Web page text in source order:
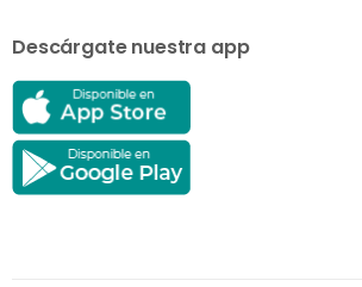
Descárgate nuestra app